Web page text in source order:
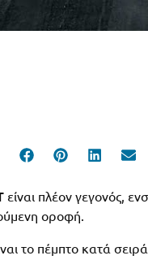
Share
Share
Share
Share
είναι πλέον γεγονός,
οροφή.
το πέμπτο κατά σειρά